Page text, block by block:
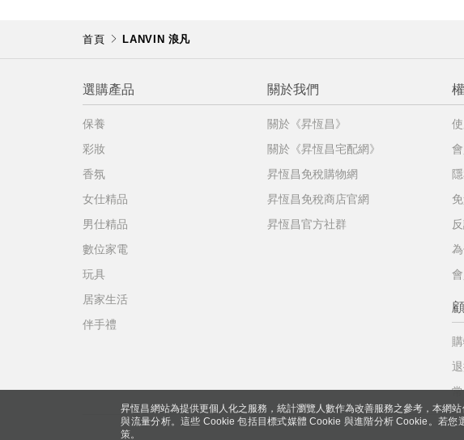
首頁 LANVIN 浪凡
昇恆昌網站為提供更個人化之服務，統計瀏覽人數作為改善服務之參考，本網
與流量分析。這些 Cookie 包括目標式媒體 Cookie 與進階分析 Cookie。若
策。
選購產品
保養
彩妝
香氛
女仕精品
男仕精品
數位家電
玩具
居家生活
伴手禮
關於我們
關於《昇恆昌》
關於《昇恆昌宅配網》
昇恆昌免稅購物網
昇恆昌免稅商店官網
昇恆昌官方社群